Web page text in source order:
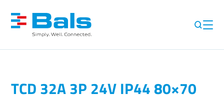
TCD 32A 3P 24V IP44 80×70